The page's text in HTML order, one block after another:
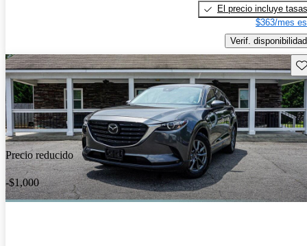
El precio incluye tasas
$363/mes
Verif. disponibilidad
Precio reducido
-$1,000